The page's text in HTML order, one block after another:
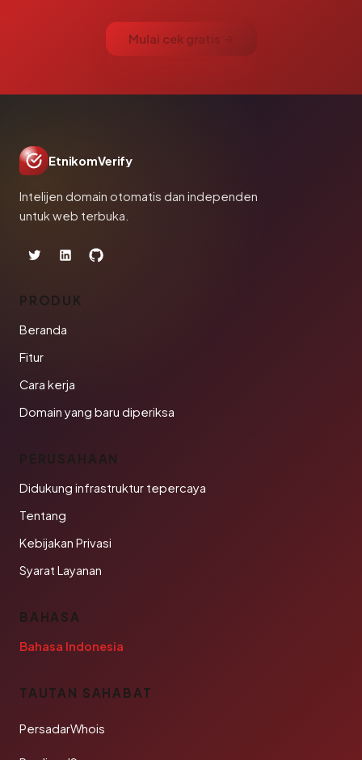
Mulai cek gratis →
EtnikomVerify
Intelijen domain otomatis dan independen
untuk web terbuka.
PRODUK
Beranda
Fitur
Cara kerja
Domain yang baru diperiksa
PERUSAHAAN
Didukung infrastruktur tepercaya
Tentang
Kebijakan Privasi
Syarat Layanan
BAHASA
Bahasa Indonesia
TAUTAN SAHABAT
PersadarWhois